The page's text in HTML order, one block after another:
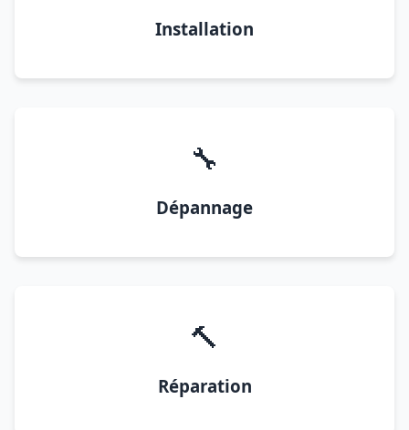
Installation
🔧
Dépannage
🔨
Réparation